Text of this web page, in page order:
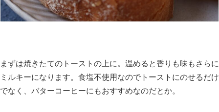
まずは焼きたてのトーストの上に。温めると香りも味もさらに
ミルキーになります。食塩不使用なのでトーストにのせるだけ
でなく、バターコーヒーにもおすすめなのだとか。